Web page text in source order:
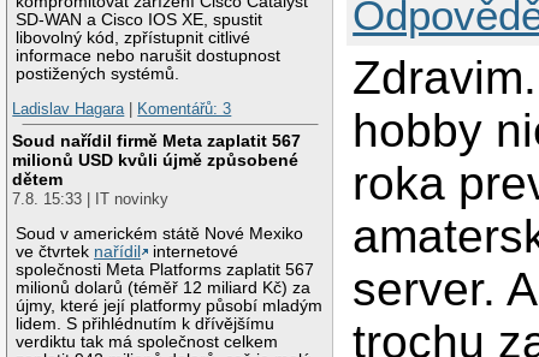
SD-WAN a Cisco IOS XE, spustit
libovolný kód, zpřístupnit citlivé
informace nebo narušit dostupnost
postižených systémů.
Ladislav Hagara| Komentářů: 3
Soud nařídil firmě Meta zaplatit 567
milionů USD kvůli újmě způsobené
dětem
7.8. 15:33 | IT novinky
Soud v americkém státě Nové Mexiko
ve čtvrtek nařídil
internetové
společnosti Meta Platforms zaplatit 567
milionů dolarů (téměř 12 miliard Kč) za
újmy, které její platformy působí mladým
lidem. S přihlédnutím k dřívějšímu
verdiktu tak má společnost celkem
hobby
roka
server.
trochu